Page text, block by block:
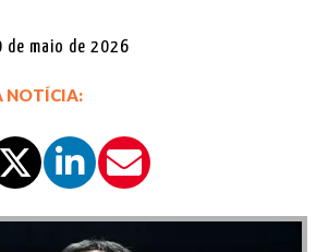
de maio de 2026
NOTÍCIA: